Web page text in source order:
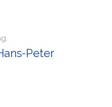
Peter